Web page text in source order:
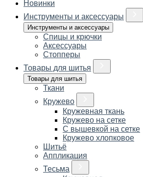
Новинки
Инструменты и аксессуары
Инструменты и аксессуары
Спицы и крючки
Аксессуары
Стопперы
Товары для шитья
Товары для шитья
Ткани
Кружево
Кружевная ткань
Кружево на сетке
С вышевкой на сетке
Кружево хлопковое
Шитьё
Аппликация
Тесьма